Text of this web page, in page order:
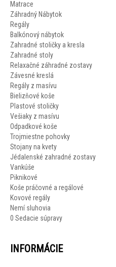
Matrace
Záhradný Nábytok
Regály
Balkónový nábytok
Zahradné stoličky a kresla
Zahradné stoly
Relaxačné záhradné zostavy
Závesné kreslá
Regály z masívu
Bielizňové koše
Plastové stoličky
Vešiaky z masívu
Odpadkové koše
Trojmiestne pohovky
Stojany na kvety
Jédalenské zahradné zostavy
Vankúše
Piknikové
Koše práčovné a regálové
Kovové regály
Nemí sluhovia
0 Sedacie súpravy
INFORMÁCIE